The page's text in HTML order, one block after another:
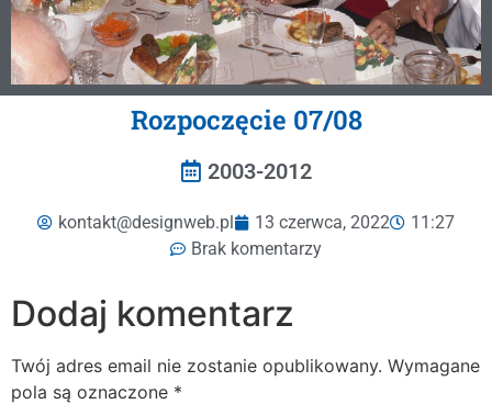
Rozpoczęcie 07/08
2003-2012
kontakt@designweb.pl 13 czerwca, 2022
11:27
Brak komentarzy
Dodaj komentarz
Twój adres email nie zostanie opublikowany. Wymagane
pola są oznaczone *